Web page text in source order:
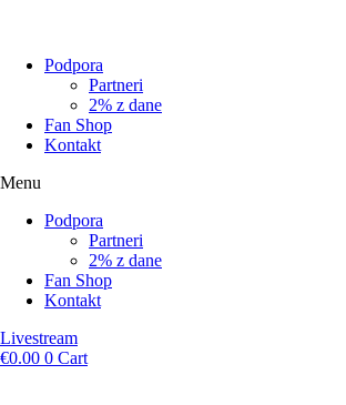
Podpora
Partneri
2% z dane
Fan Shop
Kontakt
Menu
Podpora
Partneri
2% z dane
Fan Shop
Kontakt
Livestream
€0.00 0 Cart